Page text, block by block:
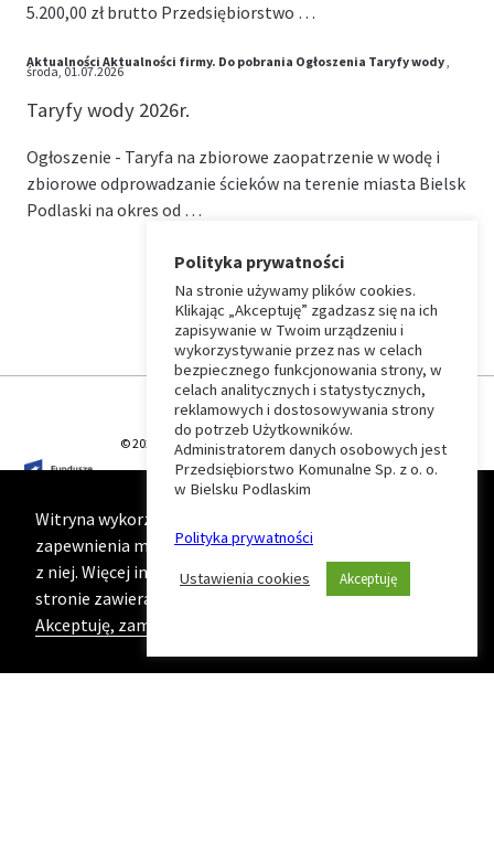
5.200,00 zł brutto Przedsiębiorstwo …
Aktualności Aktualności firmy. Do pobrania Ogłoszenia Taryfy wody,
środa, 01.07.2026
Taryfy wody 2026r.
Ogłoszenie - Taryfa na zbiorowe zaopatrzenie w wodę i
zbiorowe odprowadzanie ścieków na terenie miasta Bielsk
Podlaski na okres od …
⏶
Wróć
do
początku
strony
© 2026 T-Matic Grupa Computer Plus Sp. z o.o.
Witryna wykorzystuje ciasteczka (cookies) w celu
zapewnienia maksymalnej wygody podczas korzystania
z niej. Więcej informacji na ten temat znajduje się na
stronie zawierającej naszą
Politykę prywatności
Akceptuję, zamknij komunikat
Polityka prywatności
Na stronie używamy plików cookies.
Klikając „Akceptuję” zgadzasz się na ich
zapisywanie w Twoim urządzeniu i
wykorzystywanie przez nas w celach
bezpiecznego funkcjonowania strony, w
celach analitycznych i statystycznych,
reklamowych i dostosowywania strony
do potrzeb Użytkowników.
Administratorem danych osobowych jest
Przedsiębiorstwo Komunalne Sp. z o. o.
w Bielsku Podlaskim
Polityka prywatności
Ustawienia cookies Akceptuję